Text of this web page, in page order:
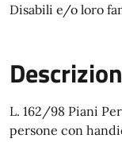
Disabili e/o loro
L. 162/98 Piani
persone con